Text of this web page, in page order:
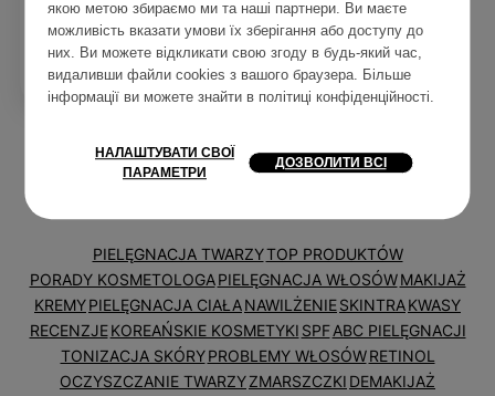
якою метою збираємо ми та наші партнери. Ви маєте
можливість вказати умови їх зберігання або доступу до
них. Ви можете відкликати свою згоду в будь-який час,
видаливши файли cookies з вашого браузера. Більше
інформації ви можете знайти в політиці конфіденційності.
НАЛАШТУВАТИ СВОЇ
ПАРАМЕТРИ
ДОЗВОЛИТИ ВСІ
поєдинок пілінгів
від HairTry!
0 0 6 хв
PIELĘGNACJA TWARZYTOP PRODUKTÓW
PORADY KOSMETOLOGA PIELĘGNACJA WŁOSÓW MAKIJAŻ
KREMYPIELĘGNACJA CIAŁANAWILŻENIESKINTRAKWASY
RECENZJE KOREAŃSKIE KOSMETYKI SPF ABC PIELĘGNACJI
TONIZACJA SKÓRY PROBLEMY WŁOSÓW RETINOL
OCZYSZCZANIE TWARZYZMARSZCZKI DEMAKIJAŻ